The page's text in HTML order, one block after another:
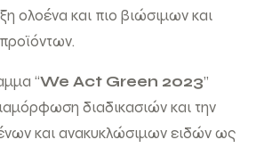
ολοένα και πιο βιώσιμων και
“We Act Green 2023”
διαδικασιών και την
και ανακυκλώσιμων ειδών ως